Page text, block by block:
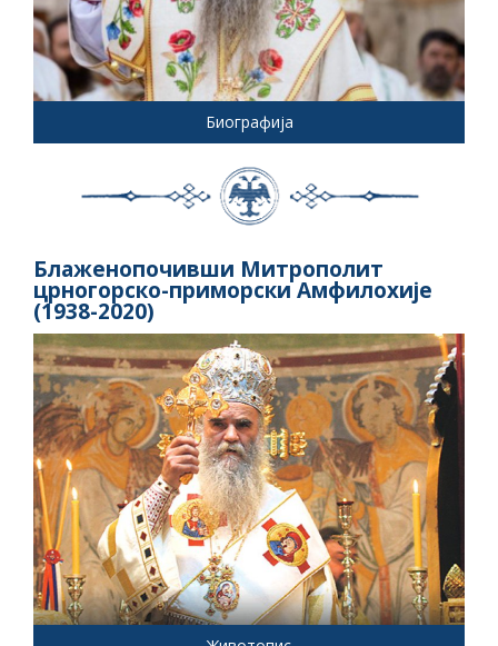
Биографија
Блаженопочивши Митрополит
црногорско-приморски Амфилохије
(1938-2020)